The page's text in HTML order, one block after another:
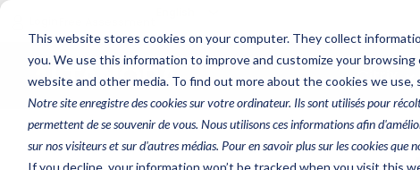
This website stores cookies on your computer. They collect
you. We use this information to improve and customize your
website and other media. To find out more about the cookies we use,
Notre site enregistre des cookies sur votre ordinateur. Ils sont utilisés pour
permettent de se souvenir de vous. Nous utilisons ces informations afin
sur nos visiteurs et sur d'autres médias. Pour en savoir plus sur les cookies
If you decline, your information won’t be tracked when you visit this
English
Citrix